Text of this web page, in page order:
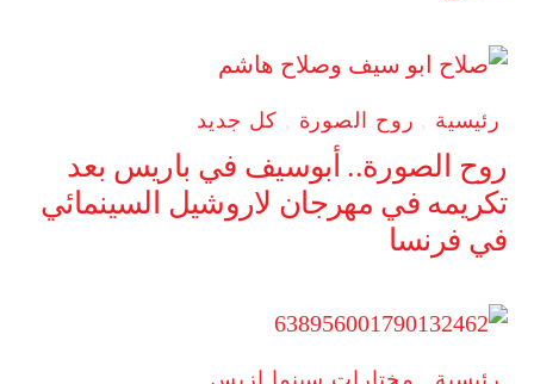
رئيسية , روح الصورة , كل جديد
روح الصورة.. أبوسيف في باريس بعد
تكريمه في مهرجان لاروشيل السينمائي
في فرنسا